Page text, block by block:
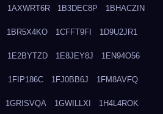
1AXWRT6R 1B3DEC8P 1BHACZIN
1BR5X4KO 1CFFT9FI 1D9U2JR1
1E2BYTZD 1E8JEY8J 1EN94O56
1FIP186C 1FJ0BB6J 1FM8AVFQ
1GRISVQA 1GWILLXI 1H4L4ROK